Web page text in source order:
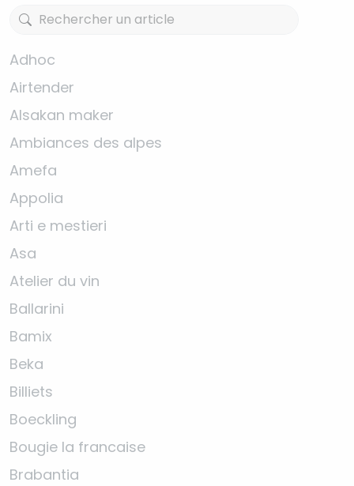
Adhoc
Airtender
Alsakan maker
Ambiances des alpes
Amefa
Appolia
Arti e mestieri
Asa
Atelier du vin
Ballarini
Bamix
Beka
Billiets
Boeckling
Bougie la francaise
Brabantia